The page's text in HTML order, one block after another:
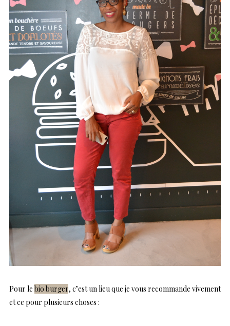
Pour lebio burger, c’est un lieu que je vous recommande vivement
et ce pour plusieurs choses :